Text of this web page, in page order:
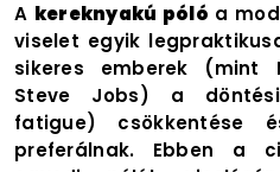
A kereknyakú póló a
viselet egyik
sikeres emberek (mint
Steve Jobs) a
fatigue) csökkentése
preferálnak. Ebben a